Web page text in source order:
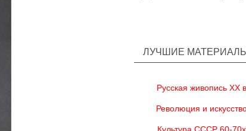
ЛУЧШИЕ МАТЕРИАЛЫ
Русская живопись XX в
Революция и